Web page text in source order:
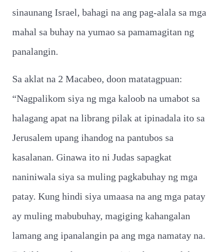
sinaunang Israel, bahagi na ang pag-alala sa mga
mahal sa buhay na yumao sa pamamagitan ng
panalangin.
Sa aklat na 2 Macabeo, doon matatagpuan:
“Nagpalikom siya ng mga kaloob na umabot sa
halagang apat na librang pilak at ipinadala ito sa
Jerusalem upang ihandog na pantubos sa
kasalanan. Ginawa ito ni Judas sapagkat
naniniwala siya sa muling pagkabuhay ng mga
patay. Kung hindi siya umaasa na ang mga patay
ay muling mabubuhay, magiging kahangalan
lamang ang ipanalangin pa ang mga namatay na.